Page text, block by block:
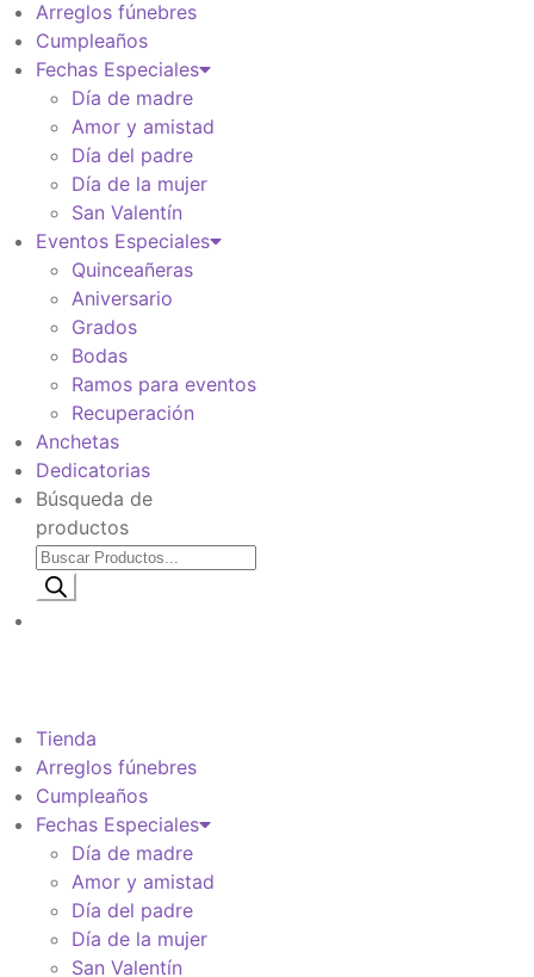
Arreglos fúnebres
Cumpleaños
Fechas Especiales
Día de madre
Amor y amistad
Día del padre
Día de la mujer
San Valentín
Eventos Especiales
Quinceañeras
Aniversario
Grados
Bodas
Ramos para eventos
Recuperación
Anchetas
Dedicatorias
Búsqueda de
productos
Tienda
Arreglos fúnebres
Cumpleaños
Fechas Especiales
Día de madre
Amor y amistad
Día del padre
Día de la mujer
San Valentín